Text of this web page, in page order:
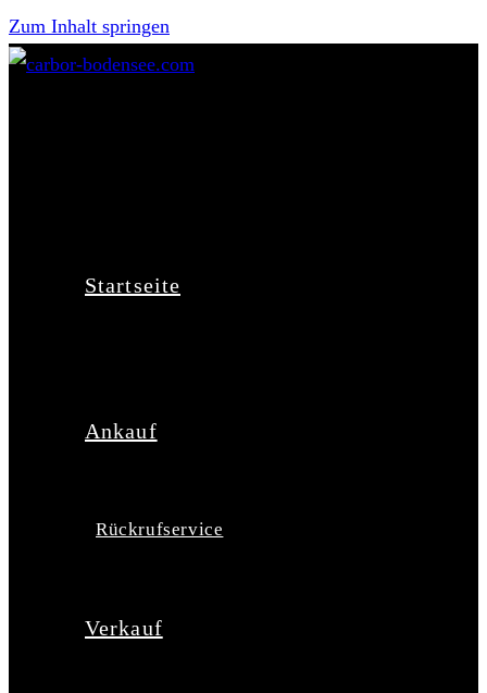
Zum Inhalt springen
Startseite
Ankauf
Rückrufservice
Verkauf